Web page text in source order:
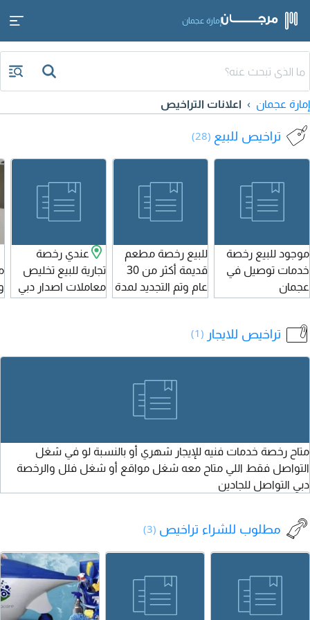
إمارة عجمان
إمارة عجمان اعلانات التراخيص
تراخيص للبيع (28)
موجود للبيع رخصة
خدمات توصيل في
عجمان
للبيع رخصة مطعم
قديمة أكثر من 30
عام وتم التجديد لمدة
عام قادم في عجمان
عندي رخصة
تجارية للبيع تخليص
معاملات اصدار دبي
أريد بيعها والتنازل
تراخيص للايجار (1)
متاح رخصة خدمات فنيه للإيجار شهري أو بالنسبة لو في شغل
التواصل فقط اللي متاح معه شغل مواقع أو شغل فلل والرخصة
دبي التواصل للجادين
مطلوب للشراء تراخيص (3)